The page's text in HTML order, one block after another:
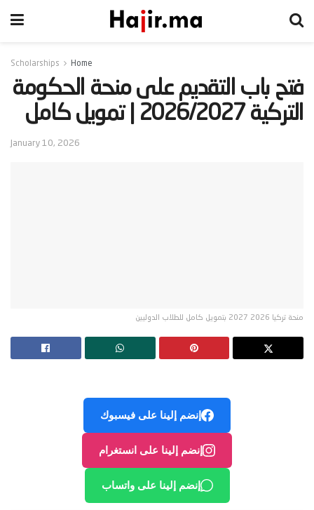
Home
Scholarships
‫فتح باب التقديم على منحة الحكومة
التركية 2026/2027 | تمويل كامل‬
January 10, 2026
منحة تركيا 2026 2027 بتمويل كامل للطلاب الدوليين
إنضم إلينا على فيسبوك
إنضم إلينا على انستغرام
إنضم إلينا على واتساب